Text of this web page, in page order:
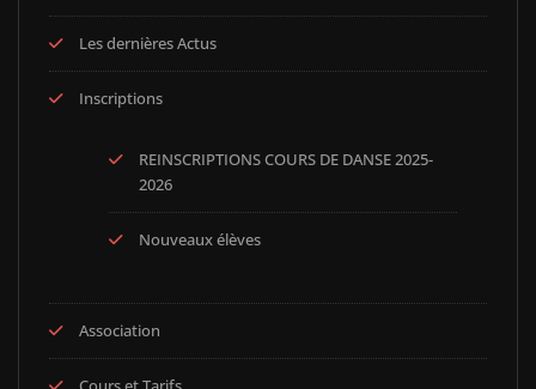
Les dernières Actus
Inscriptions
REINSCRIPTIONS COURS DE DANSE 2025-
2026
Nouveaux élèves
Association